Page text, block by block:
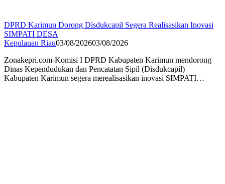
DPRD Karimun Dorong Disdukcapil Segera Realisasikan Inovasi
SIMPATI DESA
Kepulauan Riau03/08/202603/08/2026
Zonakepri.com-Komisi I DPRD Kabupaten Karimun mendorong
Dinas Kependudukan dan Pencatatan Sipil (Disdukcapil)
Kabupaten Karimun segera merealisasikan inovasi SIMPATI…